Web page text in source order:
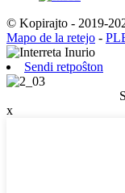
© Kopirajto - 2019-
Mapo de la retejo -
Sendi retpoŝton
x